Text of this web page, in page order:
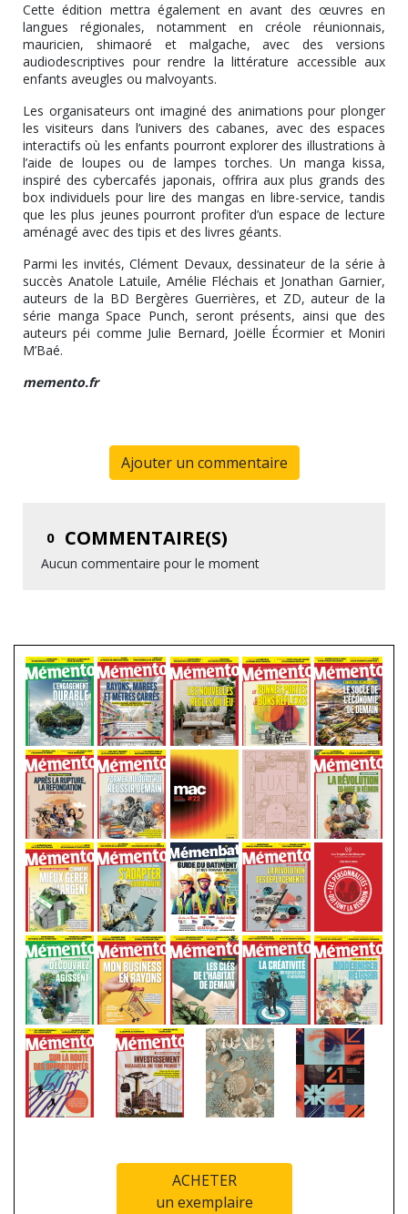
Cette édition mettra également en avant des œuvres en
langues régionales, notamment en créole réunionnais,
mauricien, shimaoré et malgache, avec des versions
audiodescriptives pour rendre la littérature accessible aux
enfants aveugles ou malvoyants.
Les organisateurs ont imaginé des animations pour plonger
les visiteurs dans l’univers des cabanes, avec des espaces
interactifs où les enfants pourront explorer des illustrations à
l’aide de loupes ou de lampes torches. Un manga kissa,
inspiré des cybercafés japonais, offrira aux plus grands des
box individuels pour lire des mangas en libre-service, tandis
que les plus jeunes pourront profiter d’un espace de lecture
aménagé avec des tipis et des livres géants.
Parmi les invités, Clément Devaux, dessinateur de la série à
succès Anatole Latuile, Amélie Fléchais et Jonathan Garnier,
auteurs de la BD Bergères Guerrières, et ZD, auteur de la
série manga Space Punch, seront présents, ainsi que des
auteurs péi comme Julie Bernard, Joëlle Écormier et Moniri
M’Baé.
memento.fr
Ajouter un commentaire
0 COMMENTAIRE(S)
Aucun commentaire pour le moment
ACHETER
un exemplaire